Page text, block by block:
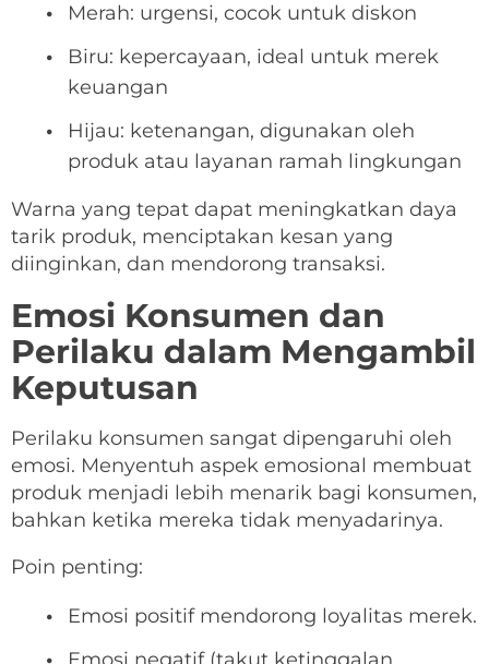
Merah: urgensi, cocok untuk diskon
Biru: kepercayaan, ideal untuk merek
keuangan
Hijau: ketenangan, digunakan oleh
produk atau layanan ramah lingkungan
Warna yang tepat dapat meningkatkan daya
tarik produk, menciptakan kesan yang
diinginkan, dan mendorong transaksi.
Emosi Konsumen dan
Perilaku dalam Mengambil
Keputusan
Perilaku konsumen sangat dipengaruhi oleh
emosi. Menyentuh aspek emosional membuat
produk menjadi lebih menarik bagi konsumen,
bahkan ketika mereka tidak menyadarinya.
Poin penting:
Emosi positif mendorong loyalitas merek.